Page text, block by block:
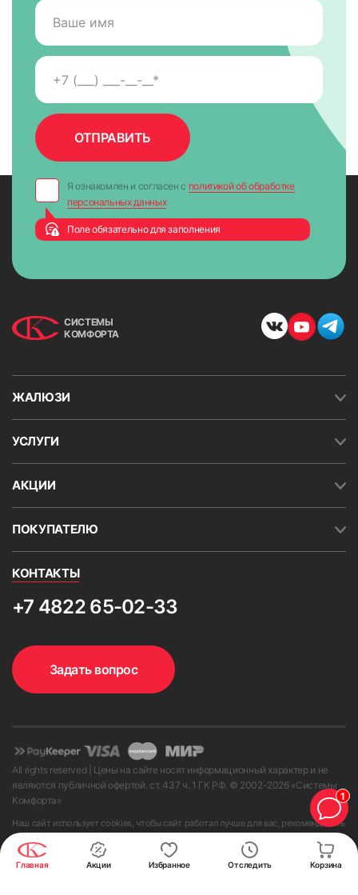
Главная Акции Отследить
Избранное Корзина
Я ознакомлен и согласен с политикой об обработке
персональных данных
Поле обязательно для заполнения
СИСТЕМЫ
КОМФОРТА
ЖАЛЮЗИ
УСЛУГИ
АКЦИИ
ПОКУПАТЕЛЮ
КОНТАКТЫ
+7 4822 65-02-33
Задать вопрос
All rights reserved | Цены на сайте носят информационный характер и не
являются публичной офертой. ст. 437 ч. 1 ГК РФ. © 2002-2026 «Системы
Комфорта»
Наш сайт использует cookies, чтобы сайт работал лучше для вас, рекомендовать
полезное и создавать другие удобства на сайте. Оставаясь на сайте, вы
принимаете условияпользовательского соглашения
1